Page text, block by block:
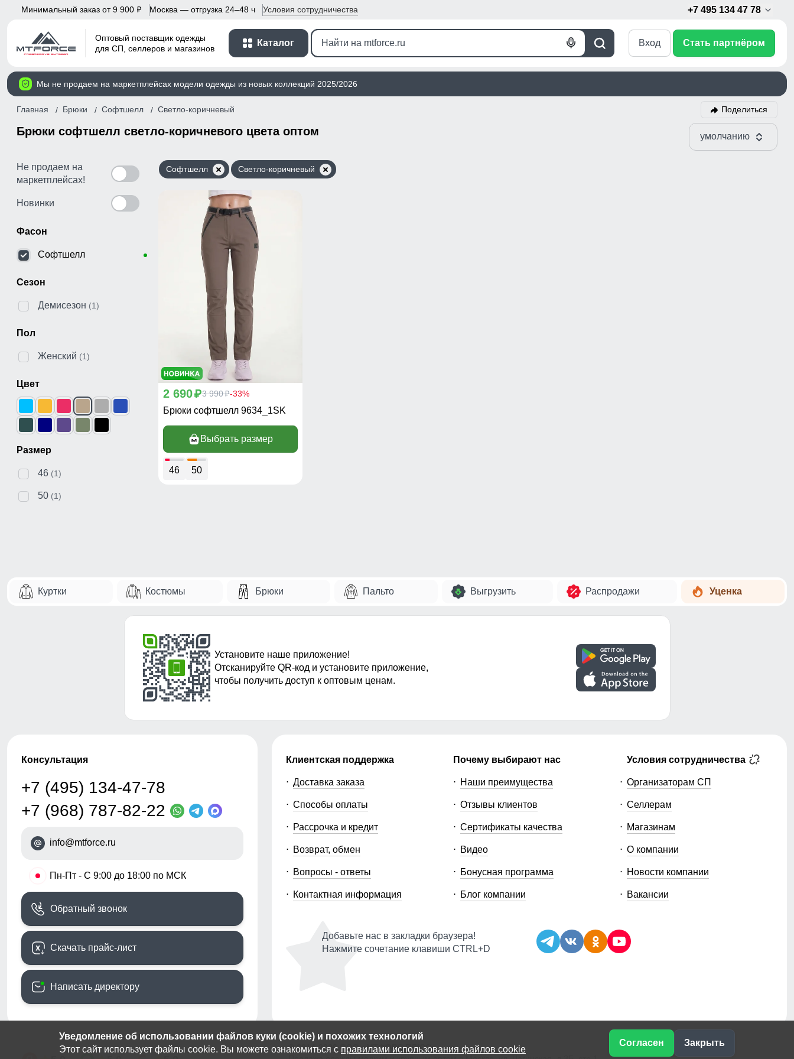
Уведомление об использовании файлов куки (cookie) и похожих технологий
Этот сайт использует файлы cookie. Вы можете ознакомиться с правилами использования файлов cookie
Согласен Закрыть
Минимальный заказ от 9 900 p Москва — отгрузка 24–48 ч Условия сотрудничества +7 495 134 47 78
Оптовый поставщик одежды
для СП, селлеров и магазинов
Каталог
Поиск
Голосовой
Вход Стать партнёром
Мы не продаем на маркетплейсах модели одежды из новых коллекций 2025/2026
Главная Брюки Софтшелл Светло-коричневый Поделиться
Брюки софтшелл светло-коричневого цвета оптом умолчанию
Не продаем на
маркетплейсах!
Новинки
Фасон
Софтшелл
Сезон
Демисезон (1)
Пол
Женский (1)
Цвет
Размер
46 (1)
50 (1)
Софтшелл Светло-коричневый
2 690p3 990p-33%
Брюки софтшелл 9634_1SK
Выбрать размер
46 50
Куртки Костюмы Брюки Пальто Выгрузить Распродажи Уценка
Установите наше приложение!
Отсканируйте QR-код и установите приложение,
чтобы получить доступ к оптовым ценам.
Консультация
+7 (495) 134-47-78
+7 (968) 787-82-22
info@mtforce.ru
• Пн-Пт - С 9:00 до 18:00 по МСК
Обратный звонок
Скачать прайс-лист
Написать директору
Клиентская поддержка
Доставка заказа
Способы оплаты
Рассрочка и кредит
Возврат, обмен
Вопросы - ответы
Контактная информация
Почему выбирают нас
Наши преимущества
Отзывы клиентов
Сертификаты качества
Видео
Бонусная программа
Блог компании
Условия сотрудничества
Организаторам СП
Селлерам
Магазинам
О компании
Новости компании
Вакансии
Добавьте нас в закладки браузера!
Нажмите сочетание клавиши CTRL+D
© 2014-2026 ООО «МТФОРС ПЛЮС»